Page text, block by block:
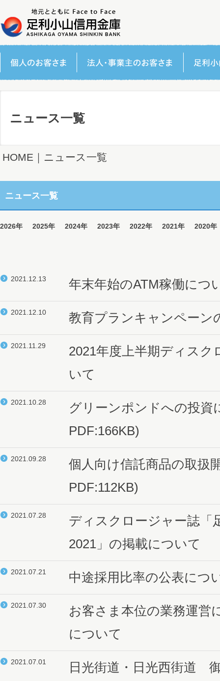
ニュース一覧
HOME ｜ニュース一覧
ニュース一覧
2026年 2025年 2024年 2023年 2022年 2021年 2020年
2021.12.13 年末年始のATM稼働につ
2021.12.10 教育プランキャンペーン
2021.11.29
2021年度上半期ディス
いて
2021.10.28
グリーンポンドへの投資
PDF:166KB)
2021.09.28
個人向け信託商品の取扱
PDF:112KB)
2021.07.28
ディスクロージャー誌「
2021」の掲載について
2021.07.21 中途採用比率の公表につ
2021.07.30
お客さま本位の業務運営
について
2021.07.01
日光街道・日光西街道